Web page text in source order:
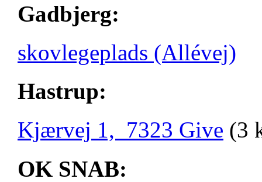
Gadbjerg:
skovlegeplads (Allévej)
Hastrup:
Kjærvej 1, 7323 Give (3
OK SNAB: